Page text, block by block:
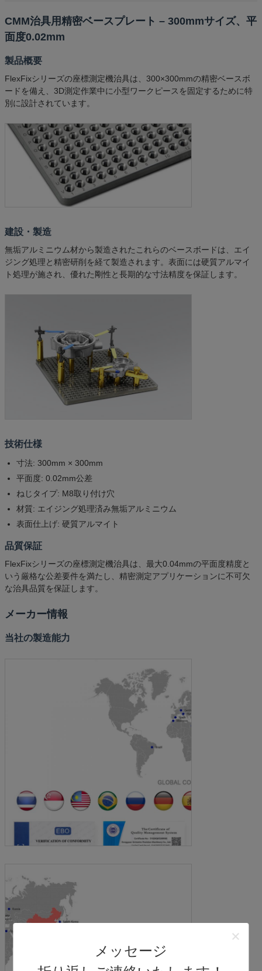
メッセージ
CMM治具用精密ベースプレート – 300mmサイズ、平
面度0.02mm
製品概要
FlexFixシリーズの座標測定機治具は、300×300mmの精密ベースボ
ードを備え、3D測定作業中に小型ワークピースを固定するために特
別に設計されています。
建設・製造
無垢アルミニウム材から製造されたこれらのベースボードは、エイ
ジング処理と精密研削を経て製造されます。表面には硬質アルマイ
ト処理が施され、優れた剛性と長期的な寸法精度を保証します。
技術仕様
寸法: 300mm × 300mm
平面度: 0.02mm公差
ねじタイプ: M8取り付け穴
材質: エイジング処理済み無垢アルミニウム
表面仕上げ: 硬質アルマイト
品質保証
FlexFixシリーズの座標測定機治具は、最大0.04mmの平面度精度と
いう厳格な公差要件を満たし、精密測定アプリケーションに不可欠
な治具品質を保証します。
メーカー情報
当社の製造能力